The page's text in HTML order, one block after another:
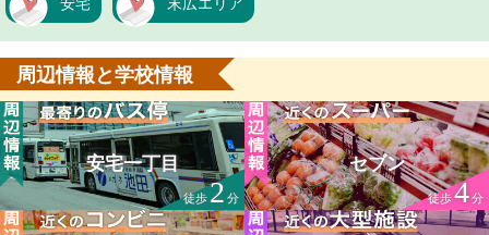
安宅 末広エリア
周辺情報と学校情報
安宅一丁目
徒歩2 分
セブン
徒歩4分